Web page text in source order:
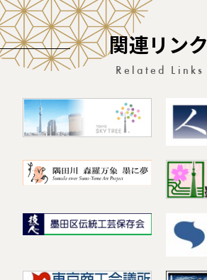
関連リンク
Related Links